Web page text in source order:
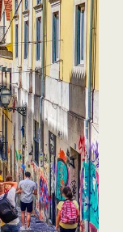
ROO
–
NOTRE
RÉCIT
DE
VOYAGE